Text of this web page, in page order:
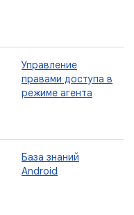
Управление
правами доступа в
режиме агента
База знаний
Android